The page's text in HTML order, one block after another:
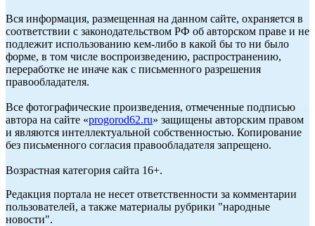
Вся информация, размещенная на данном сайте, охраняется в
соответствии с законодательством РФ об авторском праве и не
подлежит использованию кем-либо в какой бы то ни было
форме, в том числе воспроизведению, распространению,
переработке не иначе как с письменного разрешения
правообладателя.
Все фотографические произведения, отмеченные подписью
автора на сайте «progorod62.ru» защищены авторским правом
и являются интеллектуальной собственностью. Копирование
без письменного согласия правообладателя запрещено.
Возрастная категория сайта 16+.
Редакция портала не несет ответственности за комментарии
пользователей, а также материалы рубрики "народные
новости".